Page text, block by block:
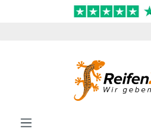
Zum Hauptinhalt springen